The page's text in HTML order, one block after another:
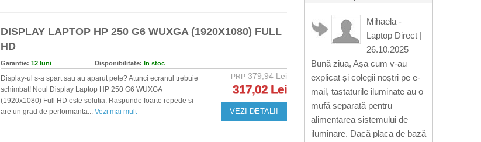
DISPLAY LAPTOP HP 250 G6 WUXGA (1920X1080) FULL
HD
Garantie: 12 luni Disponibilitate: In stoc
Display-ul s-a spart sau au aparut pete? Atunci ecranul trebuie
schimbat! Noul Display Laptop HP 250 G6 WUXGA
(1920x1080) Full HD este solutia. Raspunde foarte repede si
are un grad de performanta... Vezi mai mult
PRP 379,94 Lei
317,02 Lei
VEZI DETALII
Mihaela -
Laptop Direct |
26.10.2025
Bună ziua, Așa cum v-au
explicat și colegii noștri pe e-
mail, tastaturile iluminate au o
mufă separată pentru
alimentarea sistemului de
iluminare. Dacă placa de bază